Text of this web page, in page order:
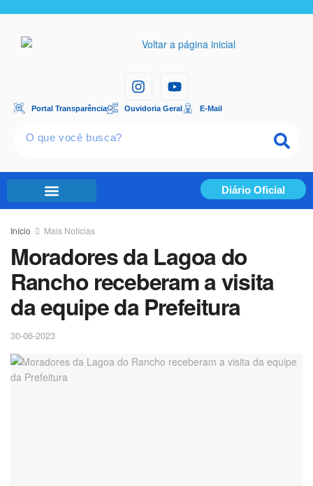
Portal Transparência Ouvidoria Geral E-Mail
Diário Oficial
Início Mais Notícias
Moradores da Lagoa do
Rancho receberam a visita
da equipe da Prefeitura
30-06-2023